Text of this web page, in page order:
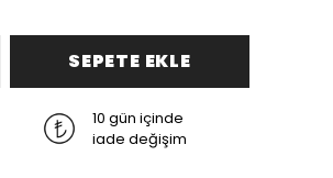
SEPETE EKLE
10 gün içinde
iade değişim